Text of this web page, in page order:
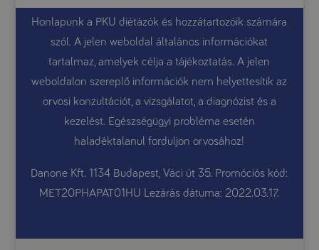
Honlapunk a PKU diétázók és hozzátartozóik számára
szól. A jelen weboldal általános információkat
tartalmaz, amelyek célja a tájékoztatás. A jelen
weboldalon szereplő információk nem helyettesítik az
orvosi konzultációt, a vizsgálatot, a diagnózist és a
kezelést. Egészségügyi probléma esetén
haladéktalanul forduljon orvosához!
Danone Kft. 1134 Budapest, Váci út 35. Promóciós kód:
MET20PHAPAT01HU Lezárás dátuma: 2022.03.17.